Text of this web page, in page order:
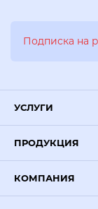
УСЛУГИ
ПРОДУКЦИЯ
КОМПАНИЯ